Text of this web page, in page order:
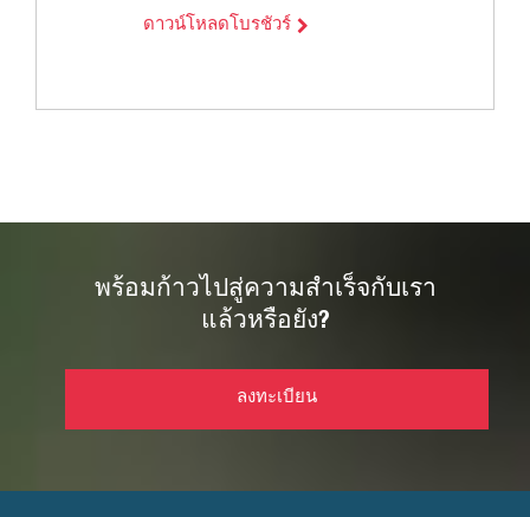
ดาวน์โหลดโบรชัวร์
พร้อมก้าวไปสู่ความสำเร็จกับเรา
แล้วหรือยัง?
ลงทะเบียน